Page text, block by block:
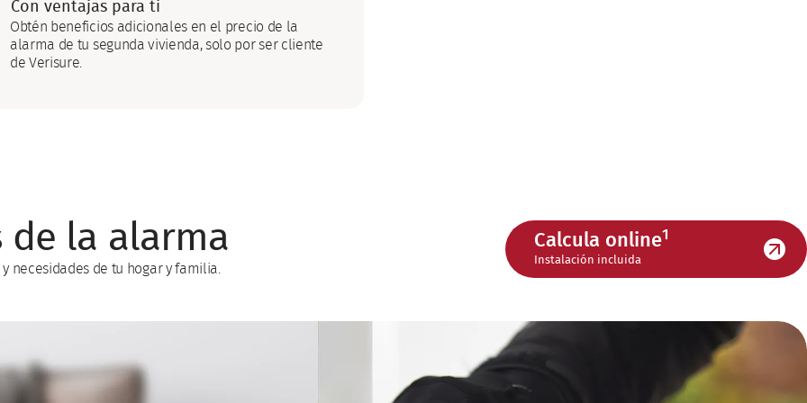
Con ventajas para ti
Obtén beneficios adicionales en el precio de la
alarma de tu segunda vivienda, solo por ser cliente
de Verisure.
de la alarma
necesidades de tu hogar y familia.
Calcula online1
Instalación incluida